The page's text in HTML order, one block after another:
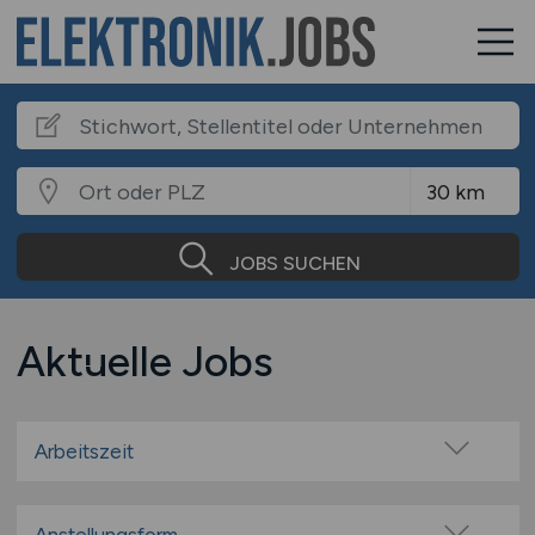
JOBS SUCHEN
Aktuelle Jobs
Arbeitszeit